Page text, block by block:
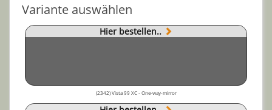
Variante auswählen
Hier bestellen..
(2342) Vista 99 XC - One-way-mirror